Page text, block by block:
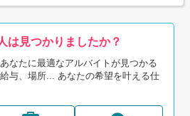
は見つかりましたか？
なたに最適なアルバイトが見つかる
与、場所... あなたの希望を叶える仕